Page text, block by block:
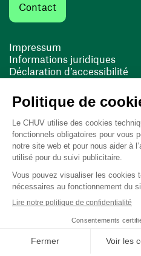
Contact
Impressum
Informations juridiques
Déclaration d’accessibilité
Cookies
(ouvre une nouvelle
(ouvre une
Dernière mise à jour le 12/